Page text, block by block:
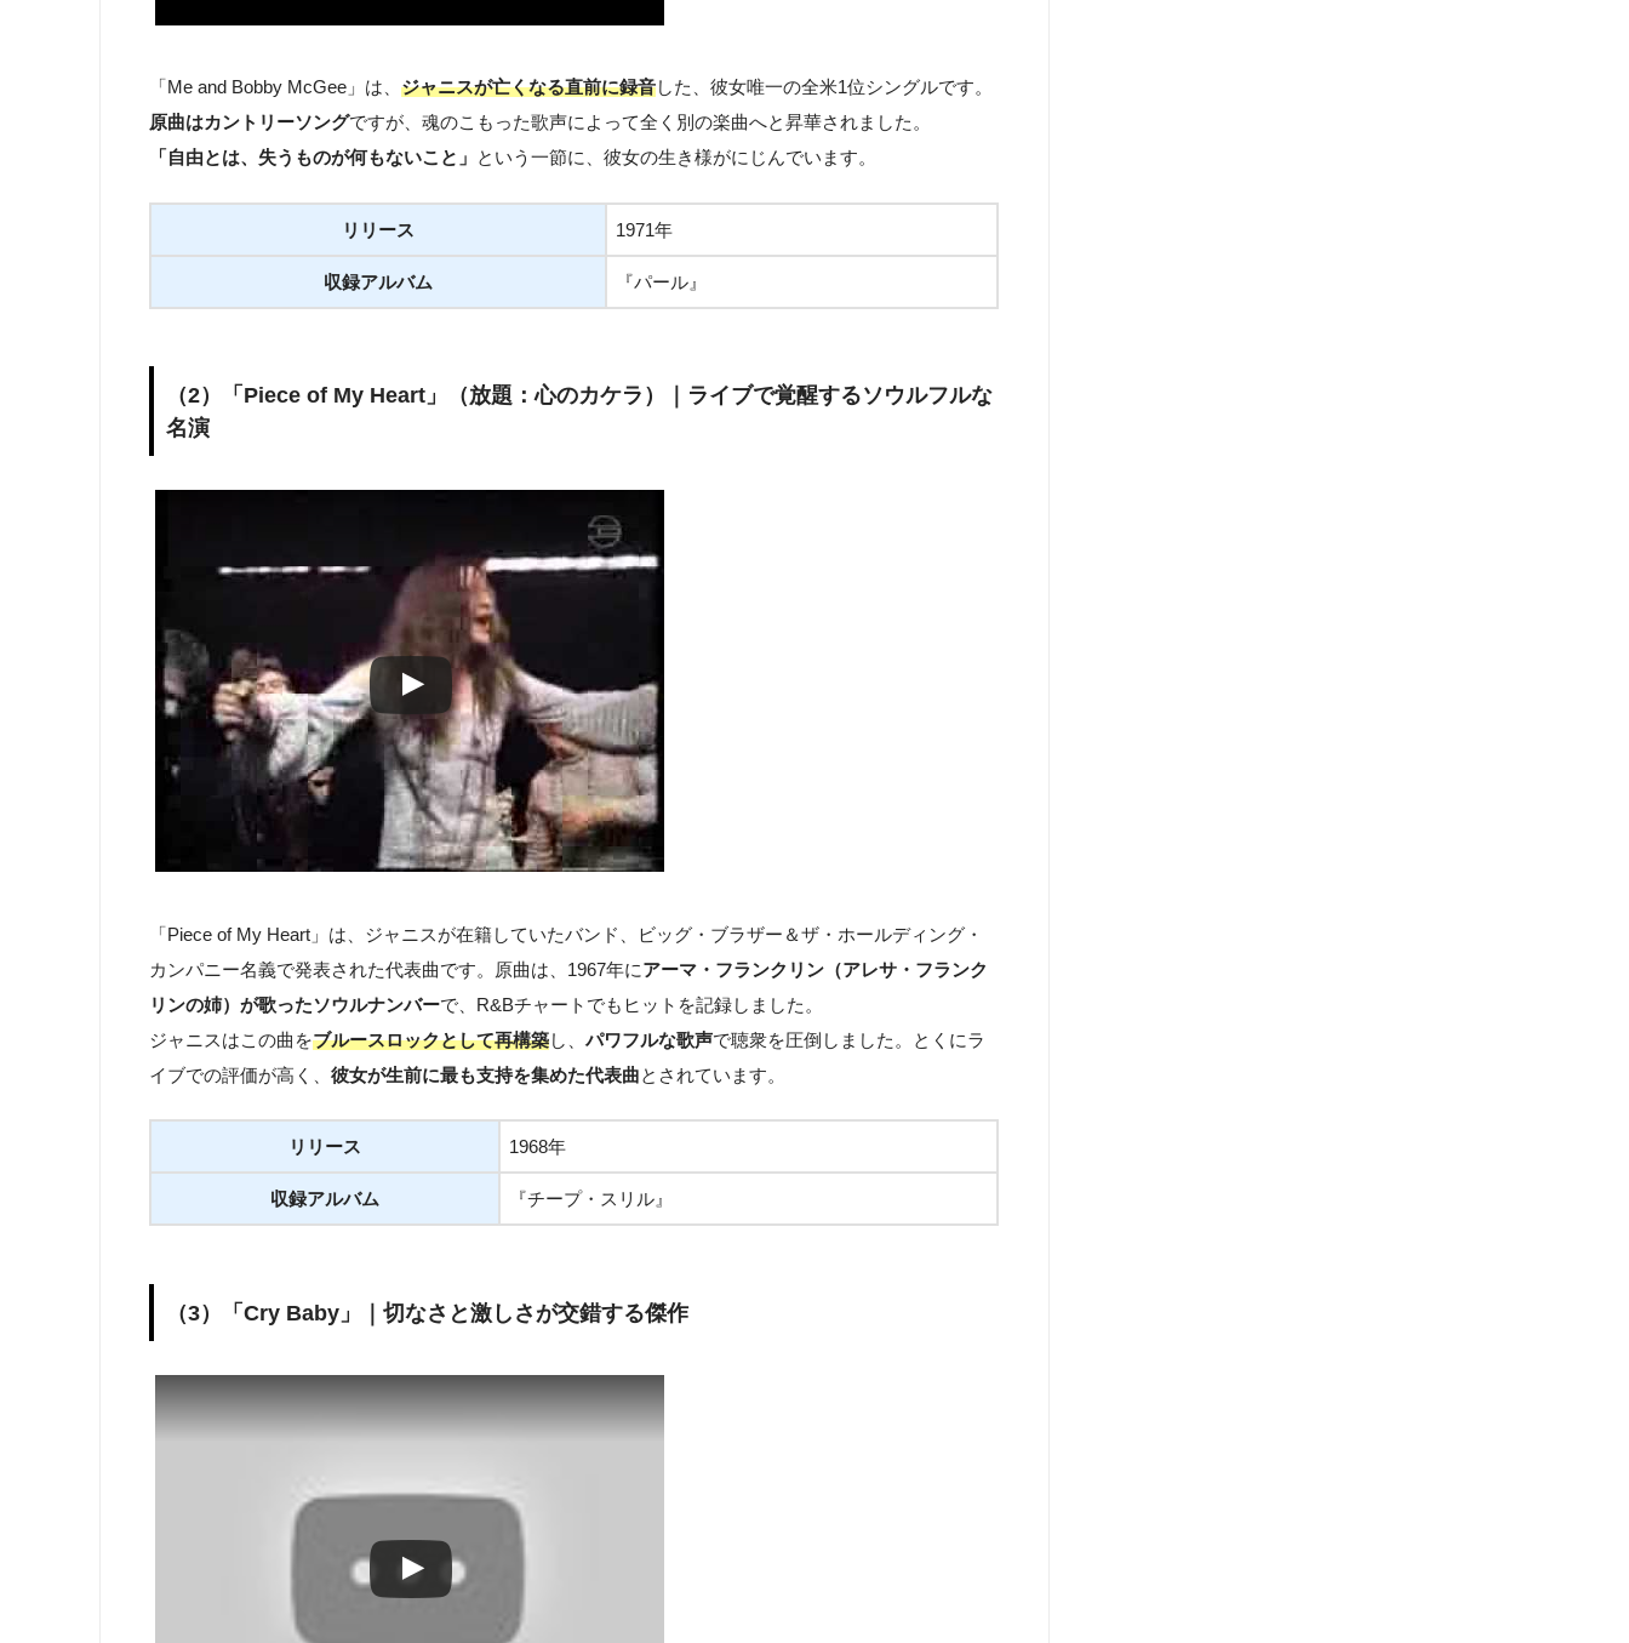
「Me and Bobby McGee」は、 ジャニスが亡くなる直前に録音した、彼女唯一の全米1位シングルです。
原曲はカントリーソングですが、魂のこもった歌声によって全く別の楽曲へと昇華されました。
「自由とは、失うものが何もないこと」 という一節に、彼女の生き様がにじんでいます。
リリース 1971年
収録アルバム 『パール』
（2）「Piece of My Heart」（放題：心のカケラ）｜ライブで覚醒するソウルフルな
名演
「Piece of My Heart」は、ジャニスが在籍していたバンド、ビッグ・ブラザー＆ザ・ホールディング・
カンパニー名義で発表された代表曲です。原曲は、1967年にアーマ・フランクリン（アレサ・フランク
リンの姉）が歌ったソウルナンバーで、R&Bチャートでもヒットを記録しました。
ジャニスはこの曲をブルースロックとして再構築し、 パワフルな歌声で聴衆を圧倒しました。とくにラ
イブでの評価が高く、 彼女が生前に最も支持を集めた代表曲とされています。
リリース 1968年
収録アルバム 『チープ・スリル』
（3）「Cry Baby」｜切なさと激しさが交錯する傑作